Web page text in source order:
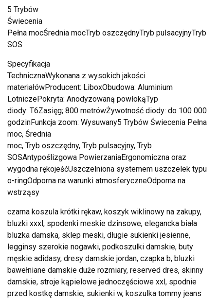
5 Trybów
Świecenia
Pełna mocŚrednia mocTryb oszczędnyTryb pulsacyjnyTryb
SOS
Specyfikacja
TechnicznaWykonana z wysokich jakości
materiałówProducent: LiboxObudowa: Aluminium
LotniczePokryta: Anodyzowaną powłokąTyp
diody: T6Zasięg; 800 metrówŻywotność diody: do 100 000
godzinFunkcja zoom: Wysuwany5 Trybów Świecenia Pełna
moc, Średnia
moc, Tryb oszczędny, Tryb pulsacyjny, Tryb
SOSAntypoślizgowa PowierzaniaErgonomiczna oraz
wygodna rękojeśćUszczelniona systemem uszczelek typu
o-ringOdporna na warunki atmosferyczneOdporna na
wstrząsy
czarna koszula krótki rękaw, koszyk wiklinowy na zakupy,
bluzki xxxl, spodenki meskie dzinsowe, elegancka biała
bluzka damska, sklep meski, długie sukienki jesienne,
legginsy szerokie nogawki, podkoszulki damskie, buty
męskie adidasy, dresy damskie jordan, czapka b, bluzki
bawełniane damskie duże rozmiary, reserved dres, skinny
damskie, stroje kąpielowe jednoczęściowe xxl, spodnie
przed kostkę damskie, sukienki w, koszulka tommy jeans